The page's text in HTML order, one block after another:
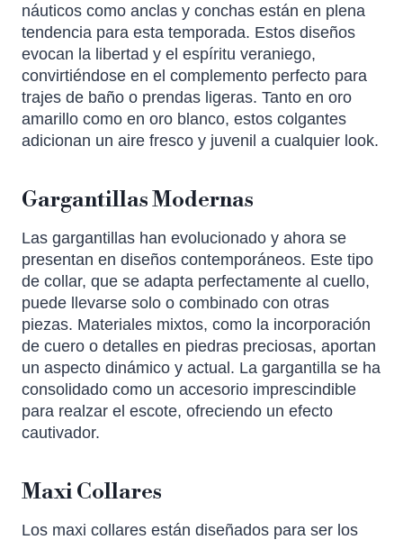
náuticos como anclas y conchas están en plena
tendencia para esta temporada. Estos diseños
evocan la libertad y el espíritu veraniego,
convirtiéndose en el complemento perfecto para
trajes de baño o prendas ligeras. Tanto en oro
amarillo como en oro blanco, estos colgantes
adicionan un aire fresco y juvenil a cualquier look.
Gargantillas Modernas
Las gargantillas han evolucionado y ahora se
presentan en diseños contemporáneos. Este tipo
de collar, que se adapta perfectamente al cuello,
puede llevarse solo o combinado con otras
piezas. Materiales mixtos, como la incorporación
de cuero o detalles en piedras preciosas, aportan
un aspecto dinámico y actual. La gargantilla se ha
consolidado como un accesorio imprescindible
para realzar el escote, ofreciendo un efecto
cautivador.
Maxi Collares
Los maxi collares están diseñados para ser los